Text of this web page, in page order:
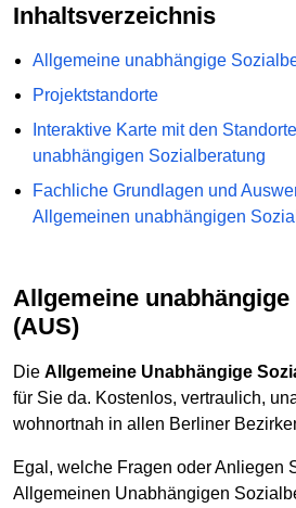
Inhaltsverzeichnis
Allgemeine unabhängige
Projektstandorte
Interaktive Karte mit den
unabhängigen Sozialberatung
Fachliche Grundlagen und
Allgemeinen unabhängigen
Allgemeine unabhängige Sozialberatung
(AUS)
Die Allgemeine Unabhängige
für Sie da. Kostenlos, vertraulich,
wohnortnah in allen Berliner
Egal, welche Fragen oder Anliegen
Allgemeinen Unabhängigen